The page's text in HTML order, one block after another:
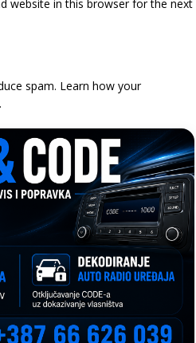
website in this browser for the next
spam. Learn how your